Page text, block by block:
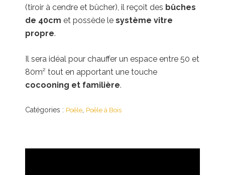
(tiroir à cendre et bûcher), il reçoit des bûches
de 40cm et possède le système vitre
propre.
Il sera idéal pour chauffer un espace entre 50 et
80m² tout en apportant une touche
cocooning et familière.
Catégories : Poêle Poêle à Bois